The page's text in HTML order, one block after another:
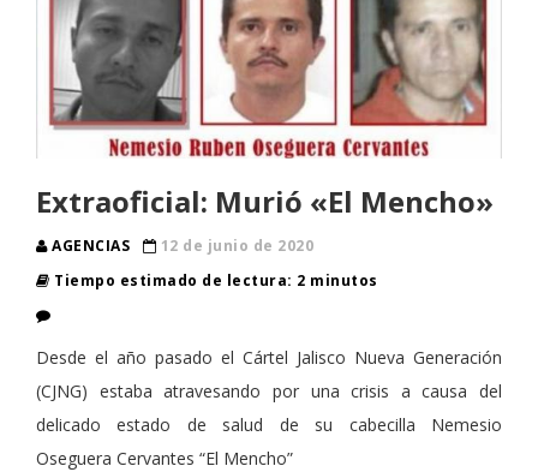
Extraoficial: Murió «El Mencho»
AGENCIAS
12 de junio de 2020
Tiempo estimado de lectura: 2 minutos
Desde el año pasado el Cártel Jalisco Nueva Generación
(CJNG) estaba atravesando por una crisis a causa del
delicado estado de salud de su cabecilla Nemesio
Oseguera Cervantes “El Mencho”